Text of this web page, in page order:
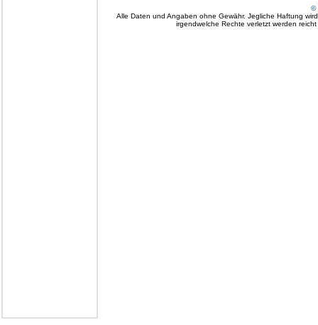
©
Alle Daten und Angaben ohne Gewähr. Jegliche Haftung
irgendwelche Rechte verletzt werden